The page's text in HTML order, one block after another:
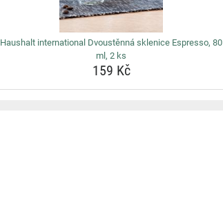
Haushalt international Dvoustěnná sklenice Espresso, 80
ml, 2 ks
159 Kč